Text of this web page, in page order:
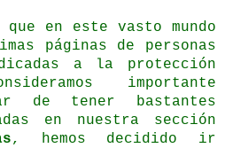
en este vasto mundo
páginas de personas
a la protección
importante
de tener bastantes
en nuestra sección
, hemos decidido ir